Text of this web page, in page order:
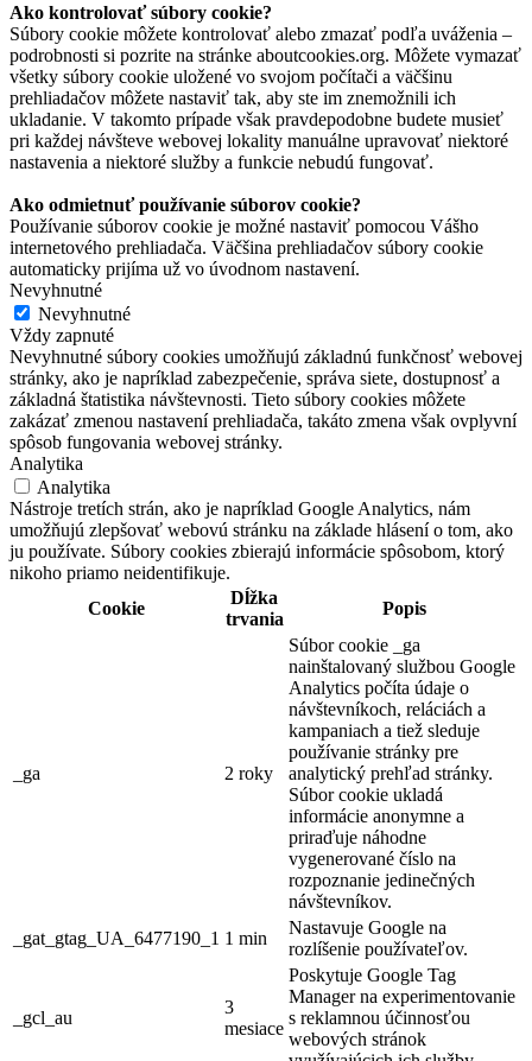
Ako kontrolovať súbory cookie?
Súbory cookie môžete kontrolovať alebo zmazať podľa uváženia –
podrobnosti si pozrite na stránke aboutcookies.org. Môžete vymazať
všetky súbory cookie uložené vo svojom počítači a väčšinu
prehliadačov môžete nastaviť tak, aby ste im znemožnili ich
ukladanie. V takomto prípade však pravdepodobne budete musieť
pri každej návšteve webovej lokality manuálne upravovať niektoré
nastavenia a niektoré služby a funkcie nebudú fungovať.
Ako odmietnuť používanie súborov cookie?
Používanie súborov cookie je možné nastaviť pomocou Vášho
internetového prehliadača. Väčšina prehliadačov súbory cookie
automaticky prijíma už vo úvodnom nastavení.
Nevyhnutné
Nevyhnutné
Vždy zapnuté
Nevyhnutné súbory cookies umožňujú základnú funkčnosť webovej
stránky, ako je napríklad zabezpečenie, správa siete, dostupnosť a
základná štatistika návštevnosti. Tieto súbory cookies môžete
zakázať zmenou nastavení prehliadača, takáto zmena však ovplyvní
spôsob fungovania webovej stránky.
Analytika
Analytika
Nástroje tretích strán, ako je napríklad Google Analytics, nám
umožňujú zlepšovať webovú stránku na základe hlásení o tom, ako
ju používate. Súbory cookies zbierajú informácie spôsobom, ktorý
nikoho priamo neidentifikuje.
Cookie
Dĺžka
trvania
Popis
_ga 2 roky
Súbor cookie _ga
nainštalovaný službou Google
Analytics počíta údaje o
návštevníkoch, reláciách a
kampaniach a tiež sleduje
používanie stránky pre
analytický prehľad stránky.
Súbor cookie ukladá
informácie anonymne a
priraďuje náhodne
vygenerované číslo na
rozpoznanie jedinečných
návštevníkov.
_gat_gtag_UA_6477190_1 1 min
Nastavuje Google na
rozlíšenie používateľov.
_gcl_au
3
mesiace
Poskytuje Google Tag
Manager na experimentovanie
s reklamnou účinnosťou
webových stránok